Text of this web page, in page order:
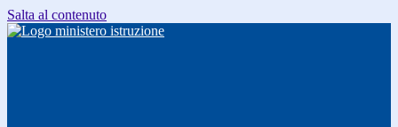
Salta al contenuto